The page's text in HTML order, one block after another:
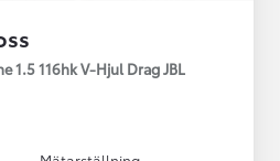
1.5 116hk V-Hjul Drag JBL